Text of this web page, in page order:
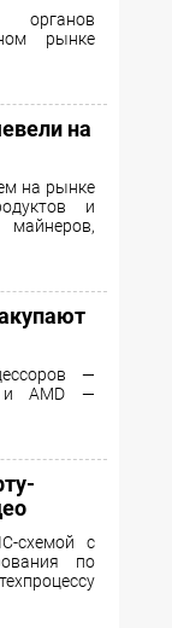
органов
рынке
на
на рынке
и
—
и AMD —
схемой с
по